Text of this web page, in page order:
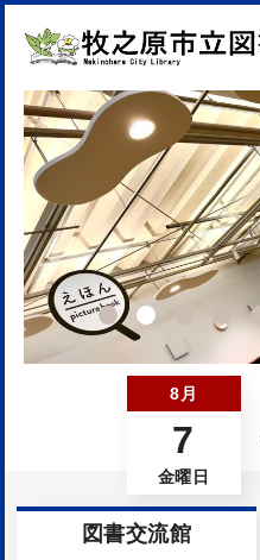
8月
7
金曜日
図書交流館